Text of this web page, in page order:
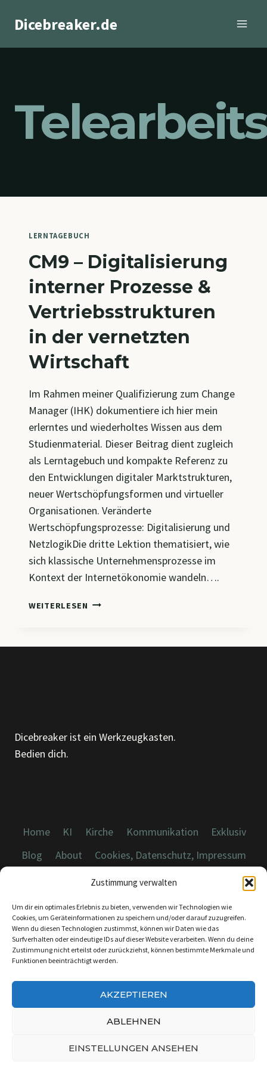
Zustimmung verwalten
Um dir ein optimales Erlebnis zu bieten, verwenden wir Technologien wie
Cookies, um Geräteinformationen zu speichern und/oder darauf zuzugreifen.
Wenn du diesen Technologien zustimmst, können wir Daten wie das
Surfverhalten oder eindeutige IDs auf dieser Website verarbeiten. Wenn du deine
Zustimmung nicht erteilst oder zurückziehst, können bestimmte Merkmale und
Funktionen beeinträchtigt werden.
AKZEPTIEREN
ABLEHNEN
EINSTELLUNGEN ANSEHEN
InhaltDicebreaker.de
LERNTAGEBUCH
CM9 – Digitalisierung
interner Prozesse &
Vertriebsstrukturen
in der vernetzten
Wirtschaft
Im Rahmen meiner Qualifizierung zum Change
Manager (IHK) dokumentiere ich hier mein
erlerntes und wiederholtes Wissen aus dem
Studienmaterial. Dieser Beitrag dient zugleich
als Lerntagebuch und kompakte Referenz zu
den Entwicklungen digitaler Marktstrukturen,
neuer Wertschöpfungsformen und virtueller
Organisationen. Veränderte
Wertschöpfungsprozesse: Digitalisierung und
NetzlogikDie dritte Lektion thematisiert, wie
sich klassische Unternehmensprozesse im
Kontext der Internetökonomie wandeln….
WEITERLESEN CM9
WIRTSCHAFT
Dicebreaker ist ein Werkzeugkasten.
Bedien dich.
Home KI Kirche Kommunikation
Exklusiv
Blog
About Cookies, Datenschutz, Impressum
© 2026 Dicebreaker.de - Alle Rechte vorbehalten
INFO@DICEBREAKER.DE